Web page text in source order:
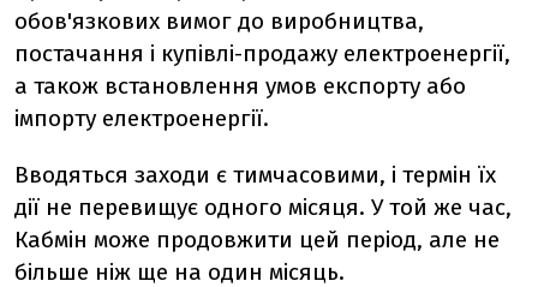
обов'язкових вимог до виробництва,
постачання і купівлі-продажу електроенергії,
а також встановлення умов експорту або
імпорту електроенергії.
Вводяться заходи є тимчасовими, і термін їх
дії не перевищує одного місяця. У той же час,
Кабмін може продовжити цей період, але не
більше ніж ще на один місяць.